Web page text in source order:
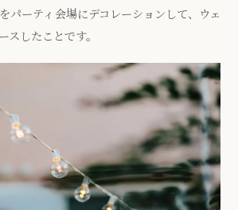
パーティ会場にデコレーションして、ウェ
スしたことです。